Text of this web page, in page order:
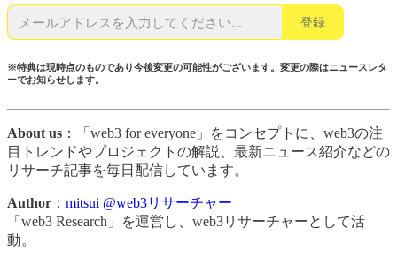
登録
※特典は現時点のものであり今後変更の可能性がございます。変更の際はニュースレタ
ーでお知らせします。
About us ：「web3 for everyone」をコンセプトに、web3の注
目トレンドやプロジェクトの解説、最新ニュース紹介などの
リサーチ記事を毎日配信しています。
Author ： mitsui @web3リサーチャー
「web3 Research」を運営し、web3リサーチャーとして活
動。